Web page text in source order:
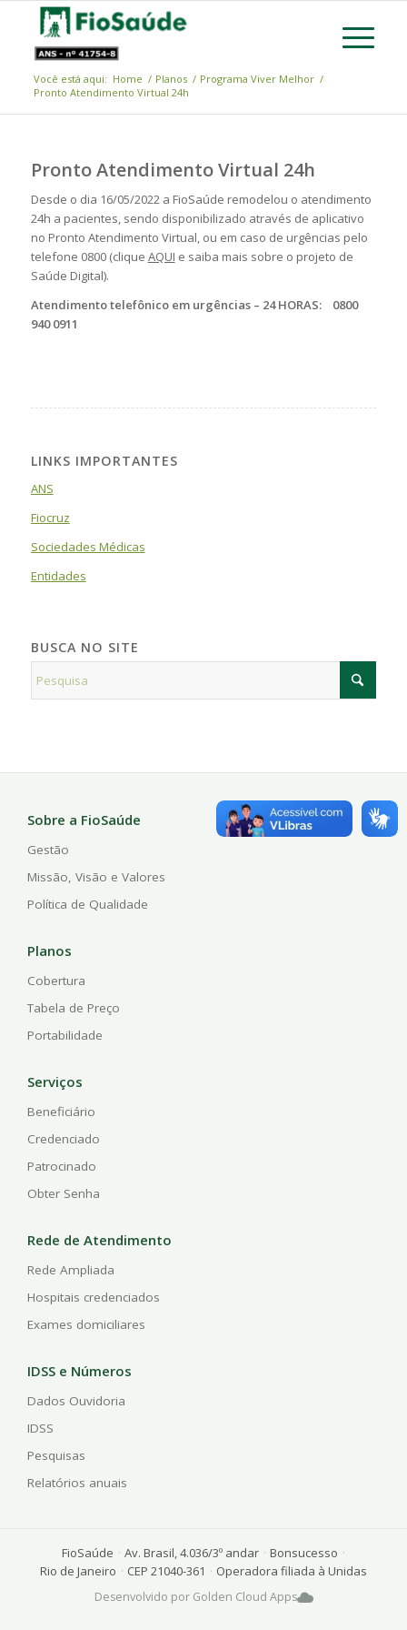
Você está aqui: Home / Planos / Programa Viver Melhor /
Pronto Atendimento Virtual 24h
Pronto Atendimento Virtual 24h
Desde o dia 16/05/2022 a FioSaúde remodelou o atendimento
24h a pacientes, sendo disponibilizado através de aplicativo
no Pronto Atendimento Virtual, ou em caso de urgências pelo
telefone 0800 (clique AQUI e saiba mais sobre o projeto de
Saúde Digital).
Atendimento telefônico em urgências – 24 HORAS: 0800
940 0911
LINKS IMPORTANTES
ANS
Fiocruz
Sociedades Médicas
Entidades
BUSCA NO SITE
Sobre a FioSaúde
Gestão
Missão, Visão e Valores
Política de Qualidade
Planos
Cobertura
Tabela de Preço
Portabilidade
Serviços
Beneficiário
Credenciado
Patrocinado
Obter Senha
Rede de Atendimento
Rede Ampliada
Hospitais credenciados
Exames domiciliares
IDSS e Números
Dados Ouvidoria
IDSS
Pesquisas
Relatórios anuais
FioSaúde · Av. Brasil, 4.036/3º andar · Bonsucesso ·
Rio de Janeiro · CEP 21040-361 · Operadora filiada à Unidas
Desenvolvido por Golden Cloud Apps